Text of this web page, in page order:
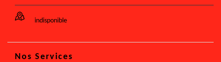
indisponible
Nos Services